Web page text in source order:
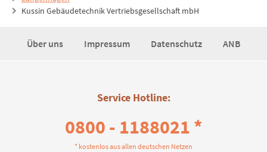
Kussin Gebäudetechnik Vertriebsgesellschaft mbH
Über uns Impressum Datenschutz ANB
Service Hotline:
0800 - 1188021 *
* kostenlos aus allen deutschen Netzen